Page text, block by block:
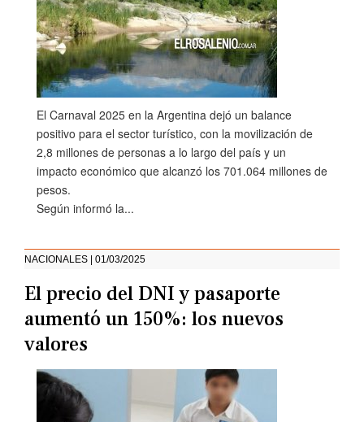
El Carnaval 2025 en la Argentina dejó un balance
positivo para el sector turístico, con la movilización de
2,8 millones de personas a lo largo del país y un
impacto económico que alcanzó los 701.064 millones de
pesos.
Según informó la...
NACIONALES | 01/03/2025
El precio del DNI y pasaporte
aumentó un 150%: los nuevos
valores